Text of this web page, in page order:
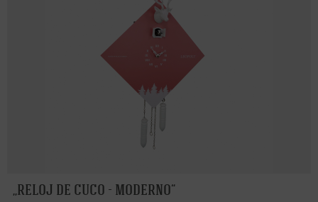
RELOJ DE CUCO - MODERNO